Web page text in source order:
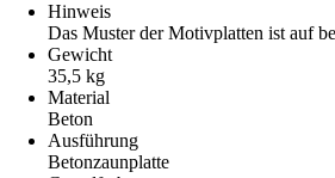
Hinweis
Das Muster der Motivplatten ist auf
Gewicht
35,5 kg
Material
Beton
Ausführung
Betonzaunplatte